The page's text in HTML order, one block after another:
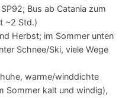
Bus ab Catania zum
~2 Std.)
Herbst; im Sommer unten
Schnee/Ski, viele Wege
warme/winddichte
Sommer kalt und windig),